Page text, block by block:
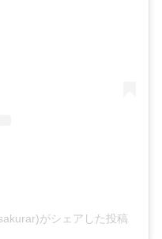
がシェアした投稿